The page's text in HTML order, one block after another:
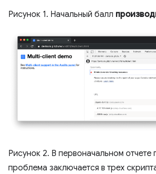
Рисунок 1. Начальный балл
Рисунок 2. В первоначальном отчете
проблема заключается в трех